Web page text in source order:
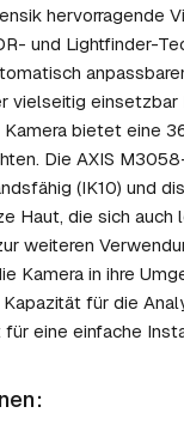
hervorragende
und Lightfinder-
vielseitig einsetzbar
Kamera bietet eine
Die AXIS
(IK10) und
Haut, die sich auch
weiteren
Kamera in ihre
für die
eine einfache